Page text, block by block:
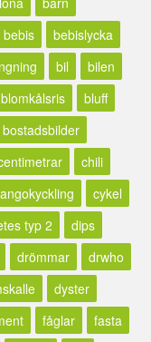
bebis
bebislycka
bil
bilen
blomkålsris
bluff
bostadsbilder
chili
cykel
typ 2
dips
drömmar
drwho
dyster
fåglar
fasta